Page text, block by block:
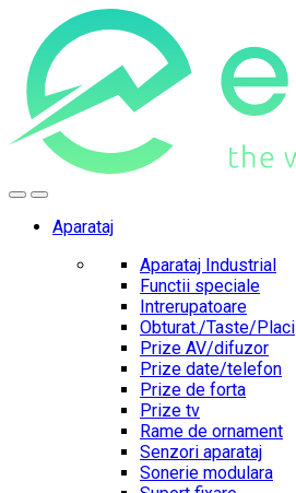
navigation
content
Aparataj
Aparataj Industrial
Functii speciale
Intrerupatoare
Obturat./Taste/Placi
Prize AV/difuzor
Prize date/telefon
Prize de forta
Prize tv
Rame de ornament
Senzori aparataj
Sonerie modulara